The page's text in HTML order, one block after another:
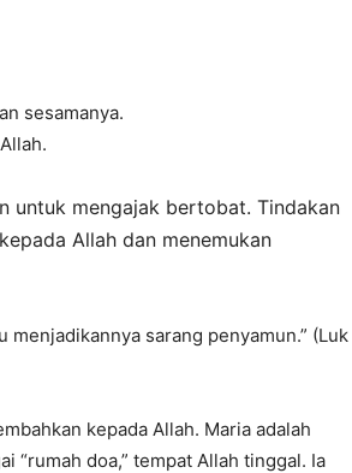
sesamanya.
untuk mengajak bertobat. Tindakan
Allah dan menemukan
menjadikannya sarang penyamun.” (Luk
kepada Allah. Maria adalah
“rumah doa,” tempat Allah tinggal. Ia